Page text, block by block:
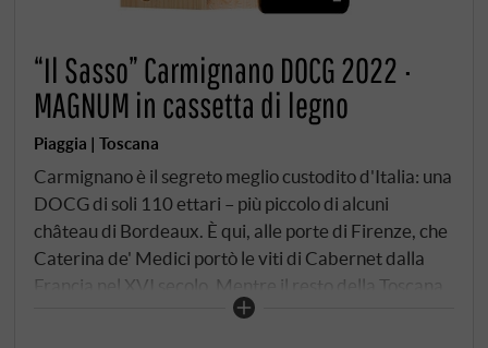
“Il Sasso” Carmignano DOCG 2022 ·
MAGNUM in cassetta di legno
Piaggia | Toscana
Carmignano è il segreto meglio custodito d'Italia: una
DOCG di soli 110 ettari – più piccolo di alcuni
château di Bordeaux. È qui, alle porte di Firenze, che
Caterina de' Medici portò le viti di Cabernet dalla
Francia nel XVI secolo. Mentre il resto della Toscana
inventò i Super Tuscan secoli dopo, Carmignano